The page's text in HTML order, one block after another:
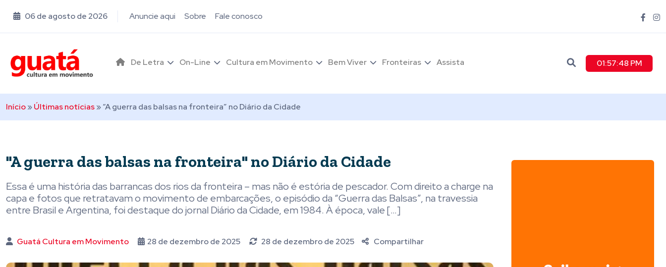
06 de agosto de 2026 Anuncie aqui Sobre Fale conosco
De Letra On-Line Cultura em Movimento Bem Viver Fronteiras Assista 01:57:49 PM
Início»Últimas notícias»“A guerra das balsas na fronteira” no Diário da Cidade
"A guerra das balsas na fronteira" no Diário da Cidade
Essa é uma história das barrancas dos rios da fronteira – mas não é estória de pescador. Com direito a charge na
capa e fotos que retratavam o movimento de embarcações, o episódio da “Guerra das Balsas”, na travessia
entre Brasil e Argentina, foi destaque do jornal Diário da Cidade, em 1984. À época, vale […]
Guatá Cultura em Movimento 28 de dezembro de 2025 28 de dezembro de 2025 Compartilhar